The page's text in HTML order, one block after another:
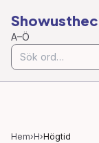
A–Ö
Hem›H›Högtid